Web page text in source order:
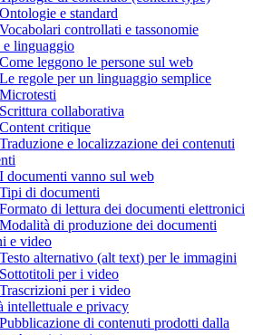
e standard
controllati e tassonomie
e linguaggio
leggono le persone sul web
regole per un linguaggio semplice
collaborativa
critique
e localizzazione dei contenuti
documenti vanno sul web
di documenti
di lettura dei documenti elettronici
di produzione dei documenti
e video
alternativo (alt text) per le immagini
per i video
per i video
intellettuale e privacy
di contenuti prodotti dalla